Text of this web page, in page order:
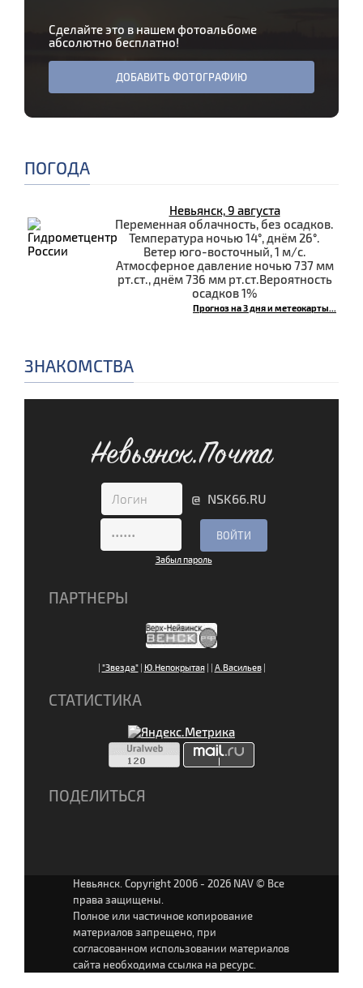
Сделайте это в нашем фотоальбоме
абсолютно бесплатно!
ДОБАВИТЬ ФОТОГРАФИЮ
ПОГОДА
Невьянск, 9 августа
Переменная облачность, без осадков.
Температура ночью 14°, днём 26°.
Ветер юго-восточный, 1 м/с.
Атмосферное давление ночью 737 мм
рт.ст., днём 736 мм рт.ст.Вероятность
осадков 1%
Прогноз на 3 дня и метеокарты...
ЗНАКОМСТВА
Невьянск.Почта
@ NSK66.RU
Забыл пароль
ПАРТНЕРЫ
| "Звезда"| Ю.Непокрытая| | А.Васильев|
СТАТИСТИКА
ПОДЕЛИТЬСЯ
Невьянск. Copyright 2006 - 2026 NAV © Все
права защищены.
Полное или частичное копирование
материалов запрещено, при
согласованном использовании материалов
сайта необходима ссылка на ресурс.